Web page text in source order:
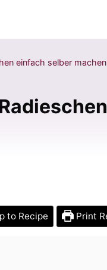
einfach selber machen
to Recipe Print